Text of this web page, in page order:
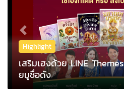
เซอร์สา
Highlight
กลยุทธ์
I แมน การิน
Previous